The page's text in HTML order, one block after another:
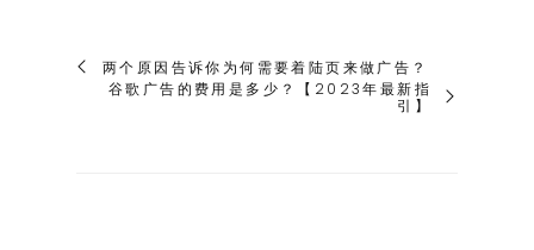
两个原因告诉你为何需要着陆页来做广告？
谷歌广告的费用是多少？【2023年最新指
引】